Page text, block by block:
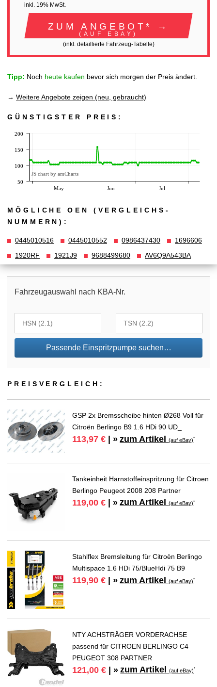
inkl. 19% MwSt.
ZUM ANGEBOT* →
(AUF EBAY)
(inkl. detaillierte Fahrzeug-Tabelle)
Tipp: Noch heute kaufen bevor sich morgen der Preis ändert.
→ Weitere Angebote zeigen (neu, gebraucht)
GÜNSTIGSTER PREIS:
May Jun Jul
50
100
150
200
JS chart by amCharts
MÖGLICHE OEN (VERGLEICHS­
NUMMERN):
0445010516 0445010552 0986437430
1696606
1920RF
1921J9 9688499680 AV6Q9A543BA
Fahrzeugauswahl nach KBA-Nr.
Passende Einspritzpumpe suchen…
PREIS­VER­GLEICH:
GSP 2x Bremsscheibe hinten Ø268 Voll für
Citroën Berlingo B9 1.6 HDi 90 UD_
113,97 € | » zum Artikel(auf eBay)*
Tankeinheit Harnstoffeinspritzung für Citroen
Berlingo Peugeot 2008 208 Partner
119,00 € | » zum Artikel(auf eBay)*
Stahlflex Bremsleitung für Citroën Berlingo
Multispace 1.6 HDi 75/BlueHdi 75 B9
119,90 € | » zum Artikel(auf eBay)*
NTY ACHSTRÄGER VORDERACHSE
passend für CITROEN BERLINGO C4
PEUGEOT 308 PARTNER
121,00 € | » zum Artikel(auf eBay)*